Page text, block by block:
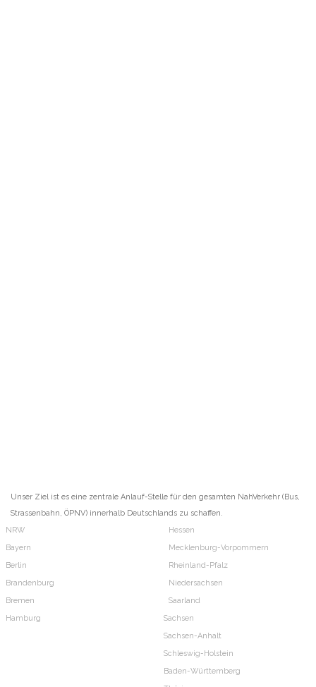
Unser Ziel ist es eine zentrale Anlauf-Stelle für den gesamten NahVerkehr (Bus,
Strassenbahn, ÖPNV) innerhalb Deutschlands zu schaffen.
NRW
Bayern
Berlin
Brandenburg
Bremen
Hamburg
Hessen
Mecklenburg-Vorpommern
Rheinland-Pfalz
Niedersachsen
Saarland
Sachsen
Sachsen-Anhalt
Schleswig-Holstein
Baden-Württemberg